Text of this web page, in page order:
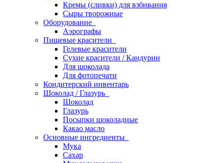
Кремы (сливки) для взбивания
Сыры творожные
Оборудование
Аэрографы
Пищевые красители
Гелевые красители
Сухие красители / Кандурин
Для шоколада
Для фотопечати
Кондитерский инвентарь
Шоколад / Глазурь
Шоколад
Глазурь
Посыпки шоколадные
Какао масло
Основные ингредиенты
Мука
Сахар